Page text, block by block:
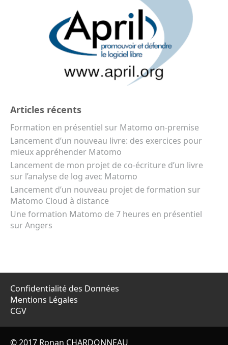
Articles récents
Formation en présentiel sur Matomo on-premise
Lancement d’un nouveau livre: des exercices pour
mieux appréhender Matomo
Lancement de mon projet de co-écriture d’un livre
sur l’analyse de log avec Matomo
Lancement d’un nouveau projet de formation sur
Matomo Cloud à distance
Une formation Matomo de 7 heures en présentiel
sur Angers
Confidentialité des Données
Mentions Légales
CGV
© 2017 Ronan CHARDONNEAU